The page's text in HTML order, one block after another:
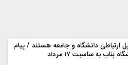
ارتباطی دانشگاه و جامعه هستند / پیام
به مناسبت ۱۷ مرداد